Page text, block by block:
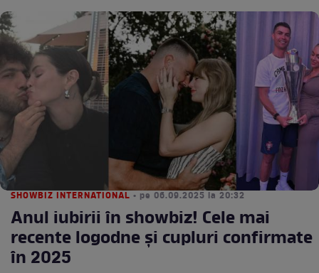
SHOWBIZ INTERNATIONAL • pe 06.09.2025 la 20:32
Anul iubirii în showbiz! Cele mai
recente logodne și cupluri confirmate
în 2025